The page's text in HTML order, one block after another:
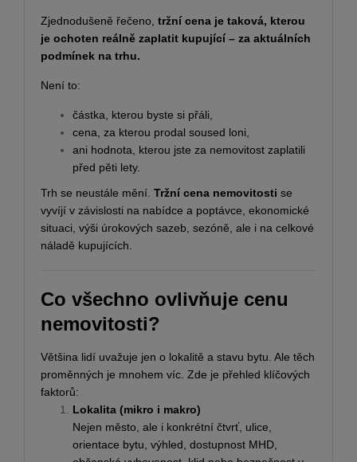
Zjednodušeně řečeno, tržní cena je taková, kterou
je ochoten reálně zaplatit kupující – za aktuálních
podmínek na trhu.
Není to:
částka, kterou byste si přáli,
cena, za kterou prodal soused loni,
ani hodnota, kterou jste za nemovitost zaplatili
před pěti lety.
Trh se neustále mění. Tržní cena nemovitosti se
vyvíjí v závislosti na nabídce a poptávce, ekonomické
situaci, výši úrokových sazeb, sezóně, ale i na celkové
náladě kupujících.
Co všechno ovlivňuje cenu
nemovitosti?
Většina lidí uvažuje jen o lokalitě a stavu bytu. Ale těch
proměnných je mnohem víc. Zde je přehled klíčových
faktorů:
Lokalita (mikro i makro)
Nejen město, ale i konkrétní čtvrť, ulice,
orientace bytu, výhled, dostupnost MHD,